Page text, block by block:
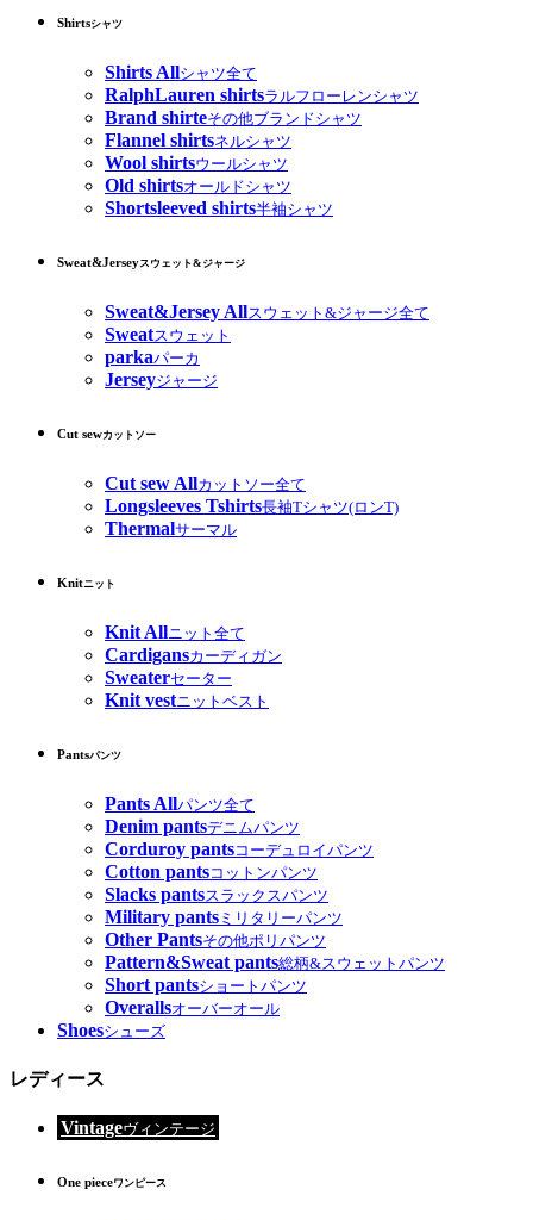
Shirtsシャツ
Shirts Allシャツ全て
RalphLauren shirtsラルフローレンシャツ
Brand shirteその他ブランドシャツ
Flannel shirtsネルシャツ
Wool shirtsウールシャツ
Old shirtsオールドシャツ
Shortsleeved shirts半袖シャツ
Sweat&Jerseyスウェット&ジャージ
Sweat&Jersey Allスウェット&ジャージ全て
Sweatスウェット
parkaパーカ
Jerseyジャージ
Cut sewカットソー
Cut sew Allカットソー全て
Longsleeves Tshirts長袖Tシャツ(ロンT)
Thermalサーマル
Knitニット
Knit Allニット全て
Cardigansカーディガン
Sweaterセーター
Knit vestニットベスト
Pantsパンツ
Pants Allパンツ全て
Denim pantsデニムパンツ
Corduroy pantsコーデュロイパンツ
Cotton pantsコットンパンツ
Slacks pantsスラックスパンツ
Military pants ミリタリーパンツ
Other Pantsその他ポリパンツ
Pattern&Sweat pants総柄&スウェットパンツ
Short pantsショートパンツ
Overallsオーバーオール
Shoesシューズ
レディース
Vintageヴィンテージ
One pieceワンピース